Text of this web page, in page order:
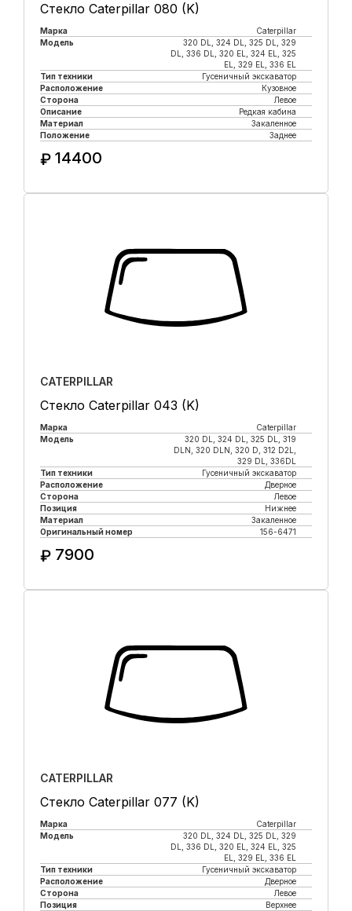
Стекло Caterpillar 080 (K)
Марка
Caterpillar
Модель
320 DL, 324 DL, 325 DL, 329
DL, 336 DL, 320 EL, 324 EL, 325
EL, 329 EL, 336 EL
Тип техники
Гусеничный экскаватор
Расположение
Кузовное
Сторона
Левое
Описание
Редкая кабина
Материал
Закаленное
Положение
Заднее
₽ 14400
CATERPILLAR
Стекло Caterpillar 043 (K)
Марка
Caterpillar
Модель
320 DL, 324 DL, 325 DL, 319
DLN, 320 DLN, 320 D, 312 D2L,
329 DL, 336DL
Тип техники
Гусеничный экскаватор
Расположение
Дверное
Сторона
Левое
Позиция
Нижнее
Материал
Закаленное
Оригинальный номер
156-6471
₽ 7900
CATERPILLAR
Стекло Caterpillar 077 (K)
Марка
Caterpillar
Модель
320 DL, 324 DL, 325 DL, 329
DL, 336 DL, 320 EL, 324 EL, 325
EL, 329 EL, 336 EL
Тип техники
Гусеничный экскаватор
Расположение
Дверное
Сторона
Левое
Позиция
Верхнее